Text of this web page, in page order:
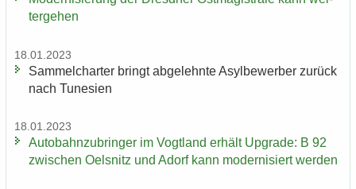
ter­ge­hen
18.01.2023
Sam­mel­char­ter bringt ab­ge­lehn­te Asyl­be­wer­ber zu­rück
nach Tu­ne­si­en
18.01.2023
Au­to­bahn­zu­brin­ger im Vogt­land er­hält Up­grade: B 92
zwi­schen Oels­nitz und Adorf kann mo­der­ni­siert wer­den